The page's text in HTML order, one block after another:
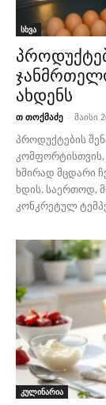
სხვა
ახდენს
თ თოქმაძე - მაისი
პროდუქტების
კომფორტისთვის,
ხშირად მცდარი
ხდის. საერთოდ,
კონკრეტულ
კულინარია